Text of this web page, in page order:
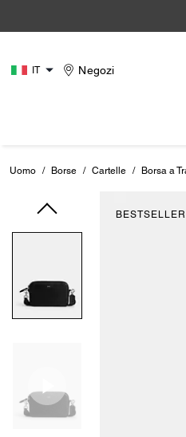
IT Negozi
Uomo / Borse / Cartelle / Borsa a
BESTSELLER